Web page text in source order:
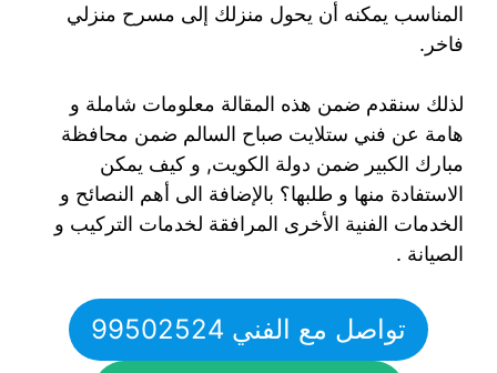
المناسب يمكنه أن يحول منزلك إلى مسرح منزلي
فاخر.
لذلك سنقدم ضمن هذه المقالة معلومات شاملة و
هامة عن فني ستلايت صباح السالم ضمن محافظة
مبارك الكبير ضمن دولة الكويت, و كيف يمكن
الاستفادة منها و طلبها؟ بالإضافة الى أهم النصائح و
الخدمات الفنية الأخرى المرافقة لخدمات التركيب و
الصيانة .
تواصل مع الفني 99502524